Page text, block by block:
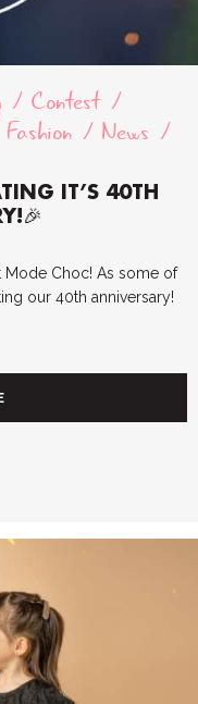
Contest
Fashion News
IT’S 40TH
Mode Choc! As some of
our 40th anniversary!